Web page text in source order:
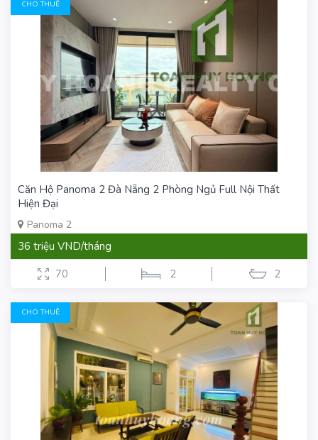
CHO THUÊ
Căn Hộ Panoma 2 Đà Nẵng 2 Phòng Ngủ Full Nội Thất
Hiện Đại
Panoma 2
36 triệu VND/tháng
70
2 2
CHO THUÊ